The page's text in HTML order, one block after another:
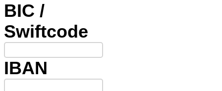
BIC /
Swiftcode
IBAN